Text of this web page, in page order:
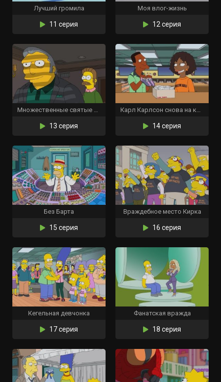
Лучший громила
11 серия
Моя влог-жизнь
12 серия
Множественные святые Спрингфилда
13 серия
Карл Карлсон снова на коне
14 серия
Без Барта
15 серия
Враждебное место Кирка
16 серия
Кегельная девчонка
17 серия
Фанатская вражда
18 серия